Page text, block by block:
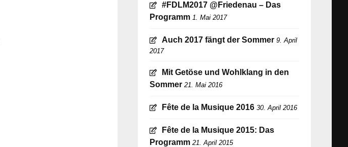
#FDLM2017 @Friedenau – Das
Programm 1. Mai 2017
Auch 2017 fängt der Sommer 9. April
2017
Mit Getöse und Wohlklang in den
Sommer 21. Mai 2016
Fête de la Musique 2016 30. April 2016
Fête de la Musique 2015: Das
Programm 21. April 2015